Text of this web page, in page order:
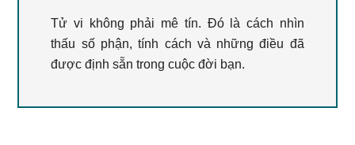
Tử vi không phải mê tín. Đó là cách nhìn
thấu số phận, tính cách và những điều đã
được định sẵn trong cuộc đời bạn.